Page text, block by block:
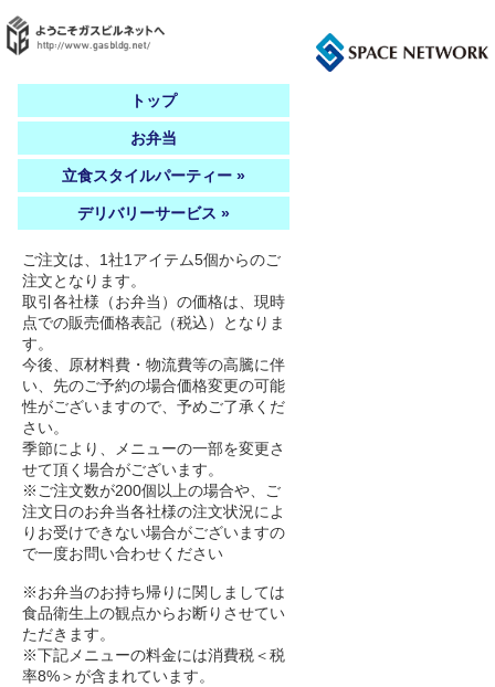
トップ
お弁当
立食スタイルパーティー »
デリバリーサービス »
ご注文は、1社1アイテム5個からのご
注文となります。
取引各社様（お弁当）の価格は、現時
点での販売価格表記（税込）となりま
す。
今後、原材料費・物流費等の高騰に伴
い、先のご予約の場合価格変更の可能
性がございますので、予めご了承くだ
さい。
季節により、メニューの一部を変更さ
せて頂く場合がございます。
※ご注文数が200個以上の場合や、ご
注文日のお弁当各社様の注文状況によ
りお受けできない場合がございますの
で一度お問い合わせください
※お弁当のお持ち帰りに関しましては
食品衛生上の観点からお断りさせてい
ただきます。
※下記メニューの料金には消費税＜税
率8%＞が含まれています。